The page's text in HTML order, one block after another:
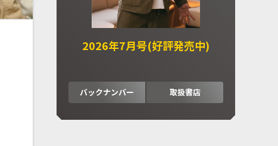
2026年7月号(好評発売中)
バックナンバー 取扱書店